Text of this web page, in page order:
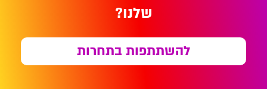
שלנו?
להשתתפות בתחרות